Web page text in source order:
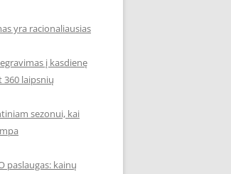
yra racionaliausias
į kasdienę
laipsnių
sezonui, kai
paslaugas: kainų